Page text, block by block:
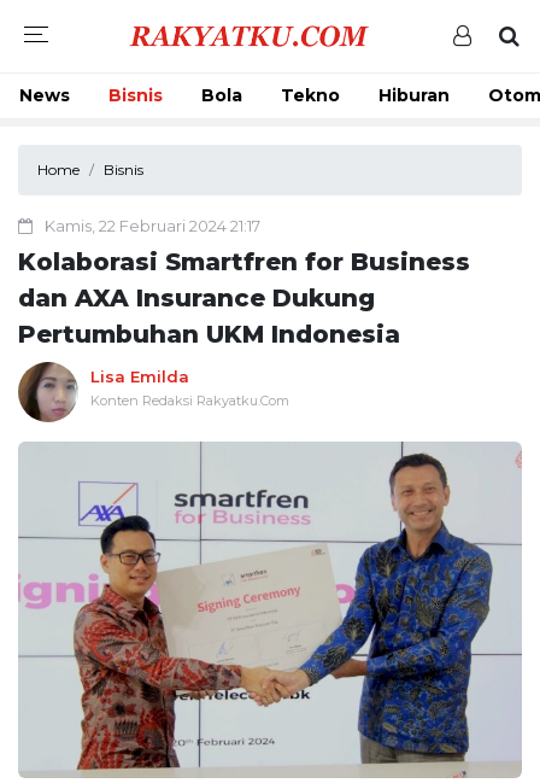
News Bisnis Bola Tekno Hiburan
Home Bisnis
Kamis, 22 Februari 2024 21:17
Kolaborasi Smartfren for Business
dan AXA Insurance Dukung
Pertumbuhan UKM Indonesia
Lisa Emilda
Konten Redaksi Rakyatku.Com